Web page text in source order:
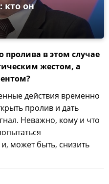
кто он
в этом случае
жестом, а
действия временно
пролив и дать
Неважно, кому и что
может быть, снизить